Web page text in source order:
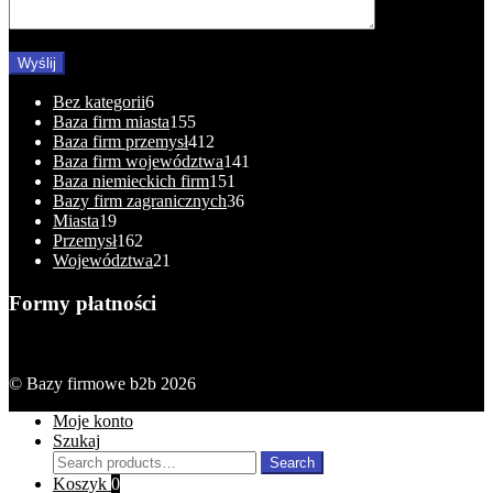
Bez kategorii66
products
Baza firm miasta155155
products
Baza firm przemysł412
products
Baza firm województwa141
Baza niemieckich firm151
products
Bazy firm zagranicznych3636
Miasta1919
products
Przemysł162
products
Województwa21
Formy płatności
© Bazy firmowe b2b 2026
Moje konto
Szukaj
Search
for:
Search
Koszyk 0